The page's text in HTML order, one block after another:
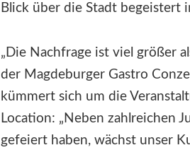
Blick über die Stadt begeistert
„Die Nachfrage ist viel größer
der Magdeburger Gastro
kümmert sich um die
Location: „Neben zahlreichen
gefeiert haben, wächst unser